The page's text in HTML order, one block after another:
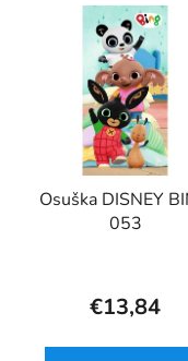
Osuška DISNEY
053
€13,84